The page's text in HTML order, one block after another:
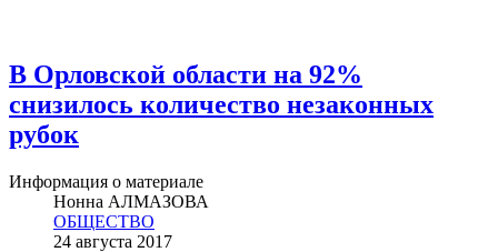
В Орловской области на 92%
снизилось количество незаконных
рубок
Информация о материале
Нонна АЛМАЗОВА
ОБЩЕСТВО
24 августа 2017